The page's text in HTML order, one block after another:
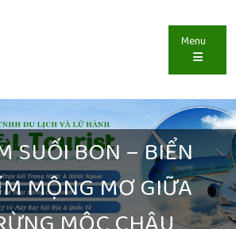
Menu
SUỐI BON – BIỂN
MỘNG MƠ GIỮA